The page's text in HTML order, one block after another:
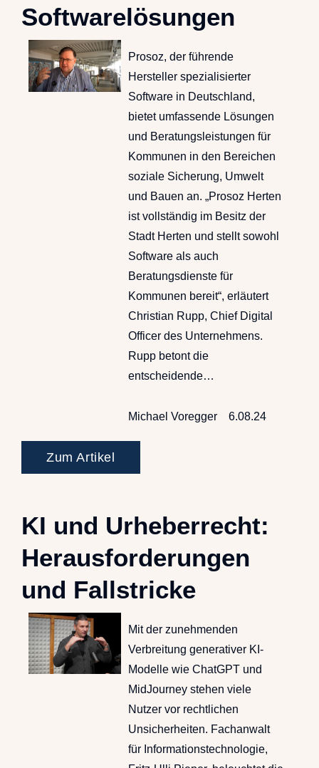
Softwarelösungen
Prosoz, der führende
Hersteller spezialisierter
Software in Deutschland,
bietet umfassende Lösungen
und Beratungsleistungen für
Kommunen in den Bereichen
soziale Sicherung, Umwelt
und Bauen an. „Prosoz Herten
ist vollständig im Besitz der
Stadt Herten und stellt sowohl
Software als auch
Beratungsdienste für
Kommunen bereit“, erläutert
Christian Rupp, Chief Digital
Officer des Unternehmens.
Rupp betont die
entscheidende…
Michael Voregger 6.08.24
Zum Artikel
KI und Urheberrecht:
Herausforderungen
und Fallstricke
Mit der zunehmenden
Verbreitung generativer KI-
Modelle wie ChatGPT und
MidJourney stehen viele
Nutzer vor rechtlichen
Unsicherheiten. Fachanwalt
für Informationstechnologie,